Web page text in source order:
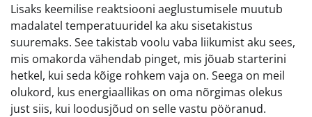
Lisaks keemilise reaktsiooni aeglustumisele muutub
madalatel temperatuuridel ka aku sisetakistus
suuremaks. See takistab voolu vaba liikumist aku sees,
mis omakorda vähendab pinget, mis jõuab starterini
hetkel, kui seda kõige rohkem vaja on. Seega on meil
olukord, kus energiaallikas on oma nõrgimas olekus
just siis, kui loodusjõud on selle vastu pööranud.